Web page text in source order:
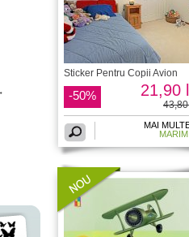
Sticker Pentru Copii Avion
-50% 21,90
MAI